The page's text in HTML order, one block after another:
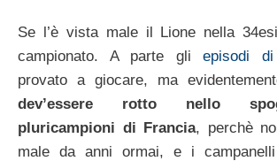
Se l’è vista male il Lione nella
campionato. A parte gliepisodi
provato a giocare, ma
dev’essere rotto nello
pluricampioni di Francia, perchè
male da anni ormai, e i campanelli